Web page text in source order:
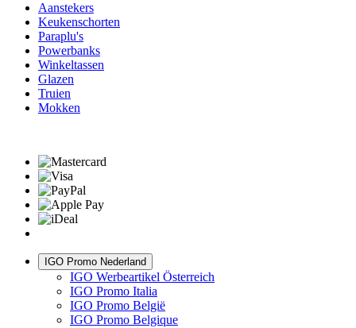
Aanstekers
Keukenschorten
Paraplu's
Powerbanks
Winkeltassen
Glazen
Truien
Mokken
IGO Promo Nederland
IGO Werbeartikel Österreich
IGO Promo Italia
IGO Promo België
IGO Promo Belgique